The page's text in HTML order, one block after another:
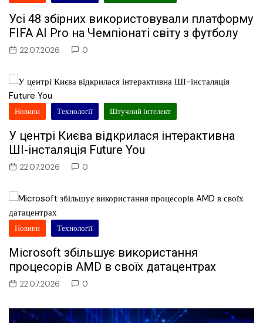
Усі 48 збірних використовували платформу
FIFA AI Pro на Чемпіонаті світу з футболу
22.07.2026 0
Новини Технології Штучний інтелект
У центрі Києва відкрилася інтерактивна
ШІ-інсталяція Future You
22.07.2026 0
Новини Технології
Microsoft збільшує використання
процесорів AMD в своїх датацентрах
22.07.2026 0